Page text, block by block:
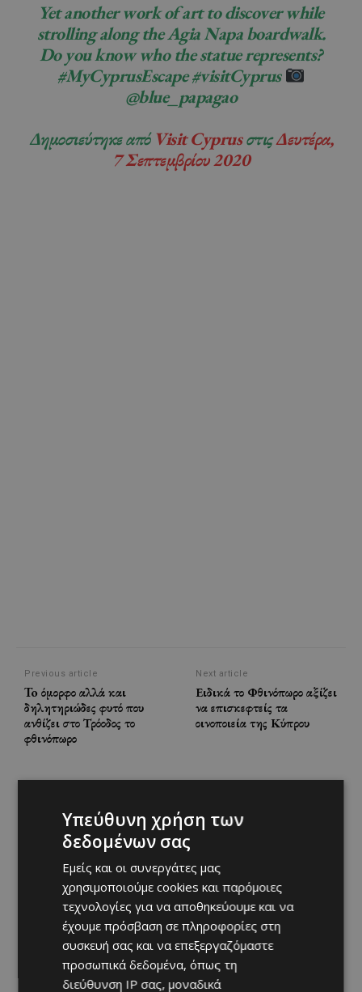
Yet another work of art to discover while
strolling along the Agia Napa boardwalk.
Do you know who the statue represents?
#MyCyprusEscape #visitCyprus
@blue_papagao
Δημοσιεύτηκε από Visit CyprusστιςΔευτέρα,
7 Σεπτεμβρίου 2020
Previous article
To όμορφο αλλά και
δηλητηριώδες φυτό που
ανθίζει στο Τρόοδος το
φθινόπωρο
Next article
Ειδικά το Φθινόπωρο αξίζει
να επισκεφτείς τα
οινοποιεία της Κύπρου
Υπεύθυνη χρήση των
δεδομένων σας
Εμείς και οι συνεργάτες μας
χρησιμοποιούμε cookies και παρόμοιες
τεχνολογίες για να αποθηκεύουμε και να
έχουμε πρόσβαση σε πληροφορίες στη
συσκευή σας και να επεξεργαζόμαστε
προσωπικά δεδομένα, όπως τη
διεύθυνση IP σας, μοναδικά